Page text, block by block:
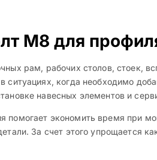
М8 для
рам, рабочих столов, стоек,
когда необходимо
навесных элементов и
помогает экономить время
За счет этого упрощается